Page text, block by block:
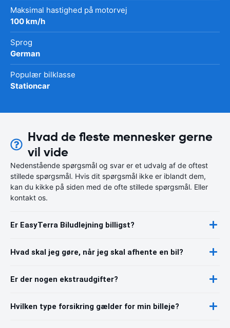
Maksimal hastighed på motorvej
100 km/h
Sprog
German
Populær bilklasse
Stationcar
Hvad de fleste mennesker gerne
vil vide
Nedenstående spørgsmål og svar er et udvalg af de oftest
stillede spørgsmål. Hvis dit spørgsmål ikke er iblandt dem,
kan du kikke på siden med de ofte stillede spørgsmål. Eller
kontakt os.
Er EasyTerra Biludlejning billigst?
Hvad skal jeg gøre, når jeg skal afhente en bil?
Er der nogen ekstraudgifter?
Hvilken type forsikring gælder for min billeje?